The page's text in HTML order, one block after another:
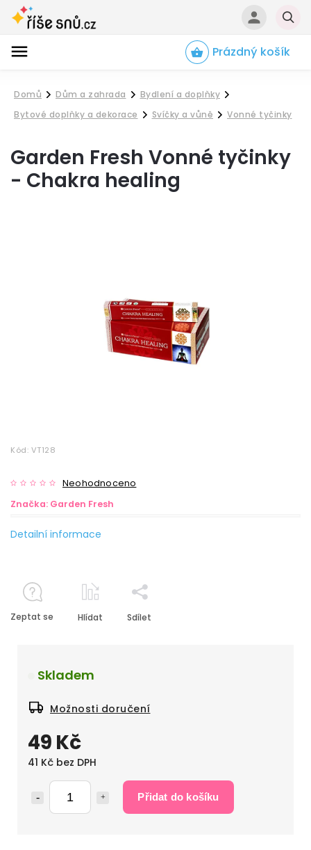
Prázdný košík
Domů
/
Dům a zahrada
/
Bydlení a doplňky
/
Bytové doplňky a dekorace
/
Svíčky a vůně
/
Vonné tyčinky
Garden Fresh Vonné tyčinky
- Chakra healing
Kód: VT128
Neohodnoceno
Značka: Garden Fresh
49 Kč
41 Kč bez DPH
Přidat do košíku
Skladem
Možnosti doručení
Detailní informace
Zeptat se Hlídat Sdílet